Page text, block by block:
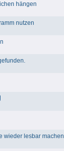
hängen
nutzen
wieder lesbar machen